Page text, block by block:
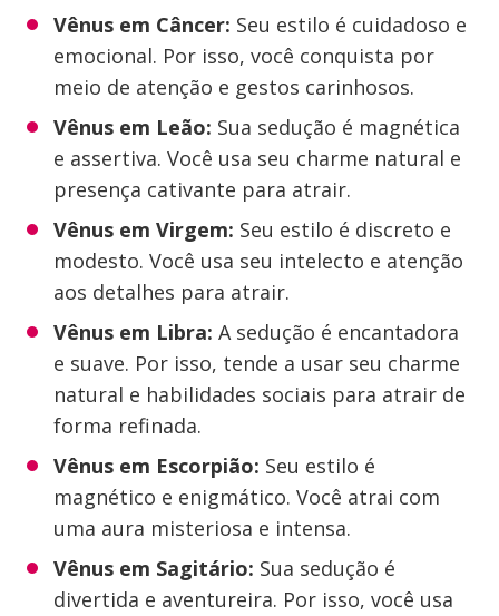
Vênus em Câncer: Seu estilo é cuidadoso e
emocional. Por isso, você conquista por
meio de atenção e gestos carinhosos.
Vênus em Leão: Sua sedução é magnética
e assertiva. Você usa seu charme natural e
presença cativante para atrair.
Vênus em Virgem: Seu estilo é discreto e
modesto. Você usa seu intelecto e atenção
aos detalhes para atrair.
Vênus em Libra: A sedução é encantadora
e suave. Por isso, tende a usar seu charme
natural e habilidades sociais para atrair de
forma refinada.
Vênus em Escorpião: Seu estilo é
magnético e enigmático. Você atrai com
uma aura misteriosa e intensa.
Vênus em Sagitário: Sua sedução é
divertida e aventureira. Por isso, você usa